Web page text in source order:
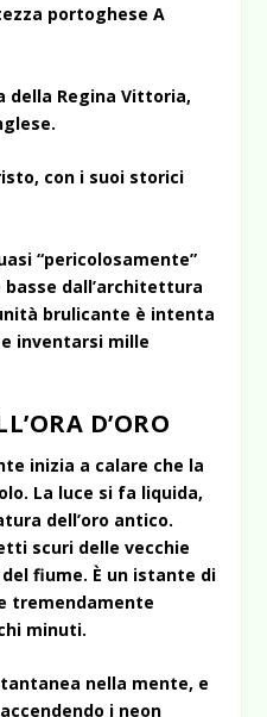
portoghese A
della Regina Vittoria,
con i suoi storici
“pericolosamente”
dall’architettura
brulicante è intenta
inventarsi mille
D’ORO
inizia a calare che la
La luce si fa liquida,
dell’oro antico.
scuri delle vecchie
fiume. È un istante di
tremendamente
minuti.
nella mente, e
i neon